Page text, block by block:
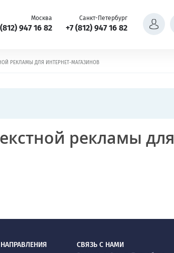
Москва
947 16 82
Санкт-Петербург
+7 (812) 947 16 82
РЕКЛАМЫ ДЛЯ ИНТЕРНЕТ-МАГАЗИНОВ
рекламы для
СВЯЗЬ С НАМИ